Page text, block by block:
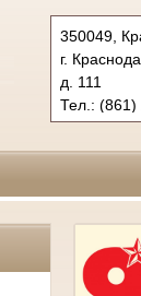
350049,
г.
д. 111
Тел.: (861)
(861) 226-
krasnodar-